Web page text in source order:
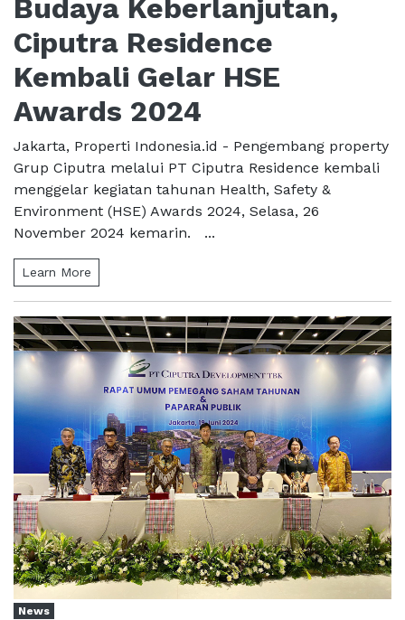
Budaya Keberlanjutan,
Ciputra Residence
Kembali Gelar HSE
Awards 2024
Jakarta, Properti Indonesia.id - Pengembang property
Grup Ciputra melalui PT Ciputra Residence kembali
menggelar kegiatan tahunan Health, Safety &
Environment (HSE) Awards 2024, Selasa, 26
November 2024 kemarin. ...
Learn More
News